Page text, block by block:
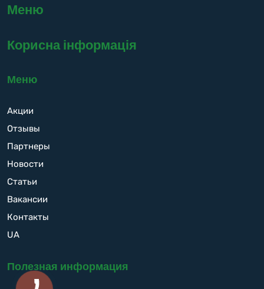
Меню
Корисна інформація
Меню
Акции
Отзывы
Партнеры
Новости
Статьи
Вакансии
Контакты
UA
Полезная информация